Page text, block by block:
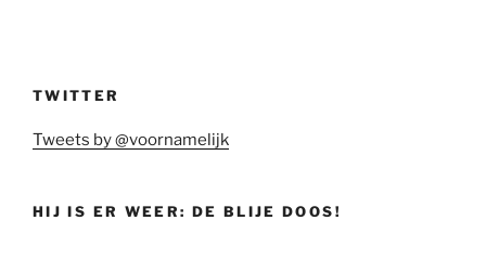
TWITTER
Tweets by @voornamelijk
HIJ IS ER WEER: DE BLIJE DOOS!